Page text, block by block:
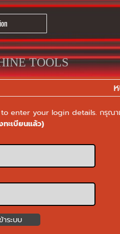
TOOLS
enter your login details. กรุณาเ
ทะเบียนแล้ว)